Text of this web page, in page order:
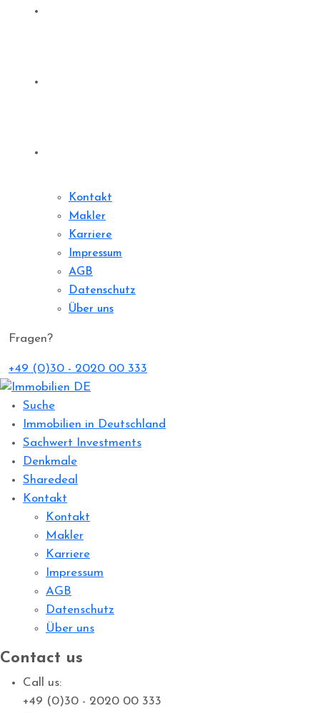
Kontakt
Makler
Karriere
Impressum
AGB
Datenschutz
Über uns
Fragen?
+49 (0)30 - 2020 00 333
Suche
Immobilien in Deutschland
Sachwert Investments
Denkmale
Sharedeal
Kontakt
Kontakt
Makler
Karriere
Impressum
AGB
Datenschutz
Über uns
Contact us
Call us:
+49 (0)30 - 2020 00 333